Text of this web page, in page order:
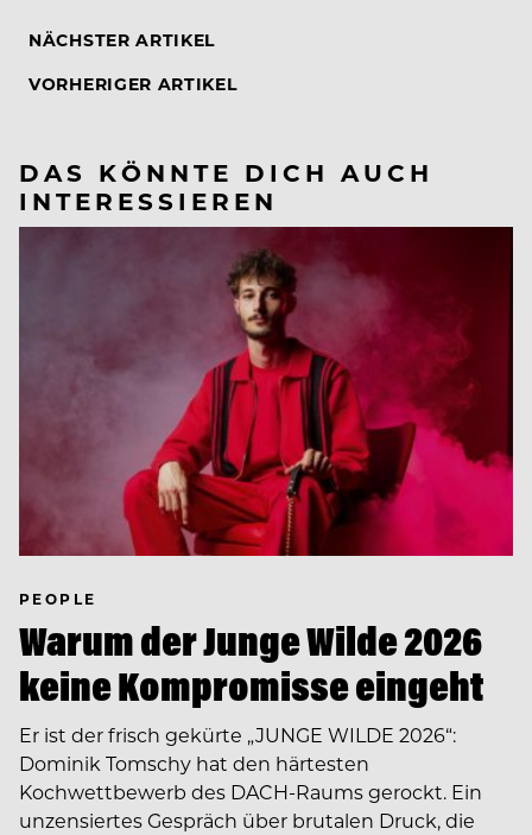
NÄCHSTER ARTIKEL
VORHERIGER ARTIKEL
DAS KÖNNTE DICH AUCH
INTERESSIEREN
PEOPLE
Warum der Junge Wilde 2026
keine Kompromisse eingeht
Er ist der frisch gekürte „JUNGE WILDE 2026“:
Dominik Tomschy hat den härtesten
Kochwettbewerb des DACH-Raums gerockt. Ein
unzensiertes Gespräch über brutalen Druck, die